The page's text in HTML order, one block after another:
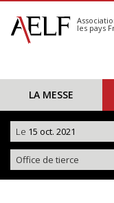
S'abonner
Calendrier
les pays
LA MESSE
Le 15 oct. 2021
Office de tierce